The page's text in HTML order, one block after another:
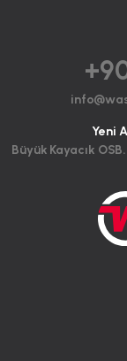
Yeni
Büyük Kayacık